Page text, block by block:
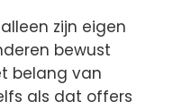
zijn eigen
bewust
belang van
als dat offers